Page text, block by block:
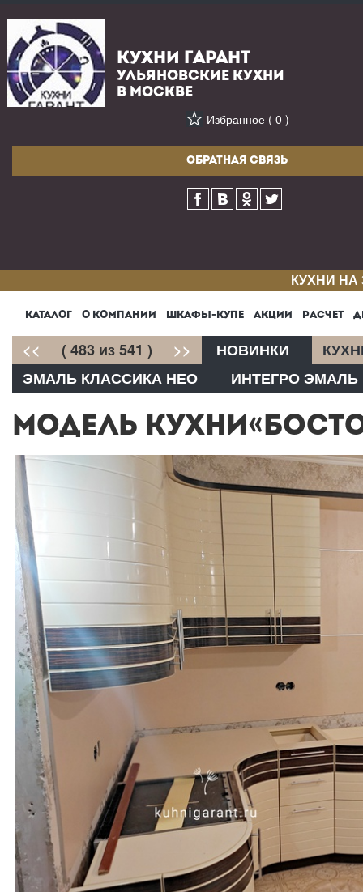
КУХНИ ГАРАНТ
УЛЬЯНОВСКИЕ КУХНИ
В МОСКВЕ
Избранное( 0 )
ОБРАТНАЯ СВЯЗЬ
КУХНИ
КАТАЛОГ О КОМПАНИИ ШКАФЫ-КУПЕ АКЦИИ РАСЧЕТ
<< ( 483 из 541 ) >> НОВИНКИ
ЭМАЛЬ КЛАССИКА НЕО
ИНТЕГРО ЭМАЛЬ
МОДЕЛЬ